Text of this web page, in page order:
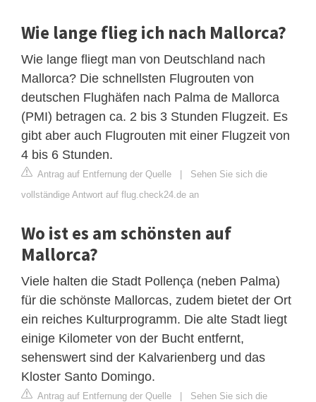
Wie lange flieg ich nach Mallorca?
Wie lange fliegt man von Deutschland nach
Mallorca? Die schnellsten Flugrouten von
deutschen Flughäfen nach Palma de Mallorca
(PMI) betragen ca. 2 bis 3 Stunden Flugzeit. Es
gibt aber auch Flugrouten mit einer Flugzeit von
4 bis 6 Stunden.
Antrag auf Entfernung der Quelle | Sehen Sie sich die
vollständige Antwort auf flug.check24.de an
Wo ist es am schönsten auf
Mallorca?
Viele halten die Stadt Pollença (neben Palma)
für die schönste Mallorcas, zudem bietet der Ort
ein reiches Kulturprogramm. Die alte Stadt liegt
einige Kilometer von der Bucht entfernt,
sehenswert sind der Kalvarienberg und das
Kloster Santo Domingo.
Antrag auf Entfernung der Quelle | Sehen Sie sich die